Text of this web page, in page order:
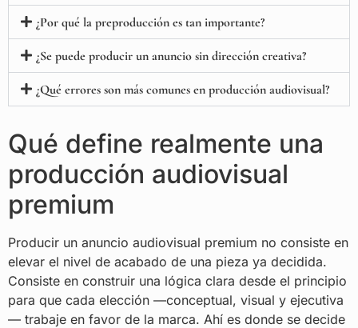
¿Por qué la preproducción es tan importante?
¿Se puede producir un anuncio sin dirección creativa?
¿Qué errores son más comunes en producción audiovisual?
Qué define realmente una
producción audiovisual
premium
Producir un anuncio audiovisual premium no consiste en
elevar el nivel de acabado de una pieza ya decidida.
Consiste en construir una lógica clara desde el principio
para que cada elección —conceptual, visual y ejecutiva
— trabaje en favor de la marca. Ahí es donde se decide